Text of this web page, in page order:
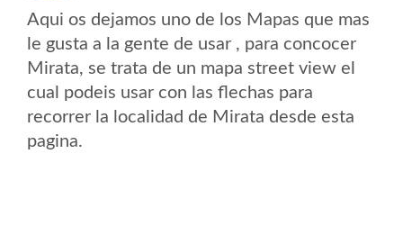
Aqui os dejamos uno de los Mapas que mas
le gusta a la gente de usar , para concocer
Mirata, se trata de un mapa street view el
cual podeis usar con las flechas para
recorrer la localidad de Mirata desde esta
pagina.